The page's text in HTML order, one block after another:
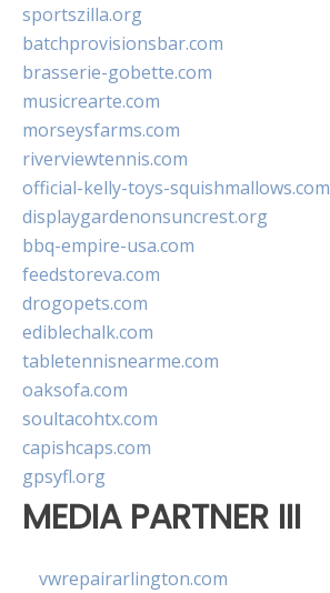
sportszilla.org
batchprovisionsbar.com
brasserie-gobette.com
musicrearte.com
morseysfarms.com
riverviewtennis.com
official-kelly-toys-squishmallows.com
displaygardenonsuncrest.org
bbq-empire-usa.com
feedstoreva.com
drogopets.com
ediblechalk.com
tabletennisnearme.com
oaksofa.com
soultacohtx.com
capishcaps.com
gpsyfl.org
MEDIA PARTNER III
vwrepairarlington.com